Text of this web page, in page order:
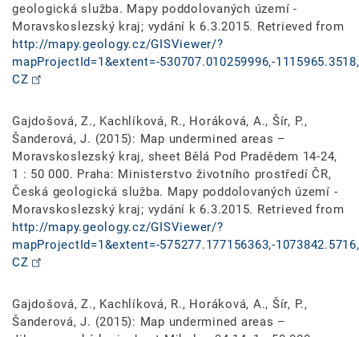
geologická služba. Mapy poddolovaných území -
Moravskoslezský kraj; vydání k 6.3.2015. Retrieved from
http://mapy.geology.cz/GISViewer/?
mapProjectId=1&extent=-530707.010259996,-
CZ
Gajdošová, Z., Kachlíková, R., Horáková, A., Šír, P.,
Šanderová, J. (2015): Map undermined areas –
Moravskoslezský kraj, sheet Bělá Pod Pradědem 14-24,
1 : 50 000. Praha: Ministerstvo životního prostředí ČR,
Česká geologická služba. Mapy poddolovaných území -
Moravskoslezský kraj; vydání k 6.3.2015. Retrieved from
http://mapy.geology.cz/GISViewer/?
mapProjectId=1&extent=-575277.177156363,-
CZ
Gajdošová, Z., Kachlíková, R., Horáková, A., Šír, P.,
Šanderová, J. (2015): Map undermined areas –